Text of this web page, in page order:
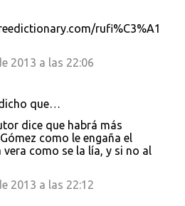
rufi%C3%A1
2013 a las 22:06
que…
dice que habrá más
como le engaña el
como se la lía, y si no al
2013 a las 22:12